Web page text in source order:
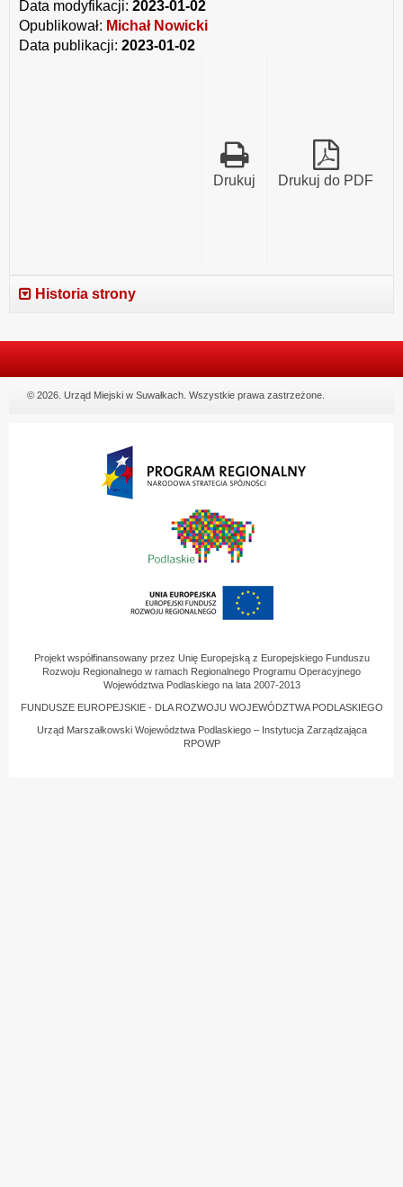
Data modyfikacji: 2023-01-02
Opublikował: Michał Nowicki
Data publikacji: 2023-01-02
Drukuj do PDF
Drukuj
Historia strony
© 2026. Urząd Miejski w Suwałkach. Wszystkie prawa zastrzeżone.
Projekt współfinansowany przez Unię Europejską z Europejskiego Funduszu
Rozwoju Regionalnego w ramach Regionalnego Programu Operacyjnego
Województwa Podlaskiego na lata 2007-2013
FUNDUSZE EUROPEJSKIE - DLA ROZWOJU WOJEWÓDZTWA PODLASKIEGO
Urząd Marszałkowski Województwa Podlaskiego – Instytucja Zarządzająca
RPOWP